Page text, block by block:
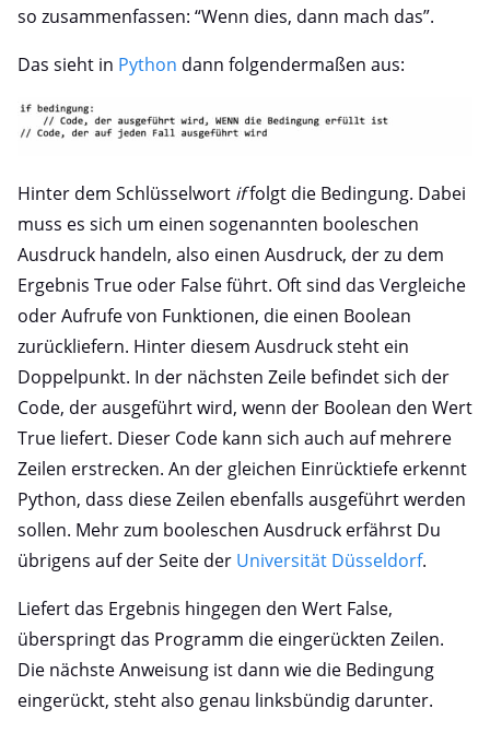
so zusammenfassen: “Wenn dies, dann mach das”.
Das sieht in Python dann folgendermaßen aus:
Hinter dem Schlüsselwort iffolgt die Bedingung. Dabei
muss es sich um einen sogenannten booleschen
Ausdruck handeln, also einen Ausdruck, der zu dem
Ergebnis True oder False führt. Oft sind das Vergleiche
oder Aufrufe von Funktionen, die einen Boolean
zurückliefern. Hinter diesem Ausdruck steht ein
Doppelpunkt. In der nächsten Zeile befindet sich der
Code, der ausgeführt wird, wenn der Boolean den Wert
True liefert. Dieser Code kann sich auch auf mehrere
Zeilen erstrecken. An der gleichen Einrücktiefe erkennt
Python, dass diese Zeilen ebenfalls ausgeführt werden
sollen. Mehr zum booleschen Ausdruck erfährst Du
übrigens auf der Seite der Universität Düsseldorf.
Liefert das Ergebnis hingegen den Wert False,
überspringt das Programm die eingerückten Zeilen.
Die nächste Anweisung ist dann wie die Bedingung
eingerückt, steht also genau linksbündig darunter.